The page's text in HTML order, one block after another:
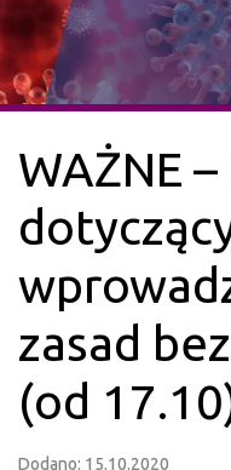
WAŻNE
zasad
(od
Dodano: 15.10.2020